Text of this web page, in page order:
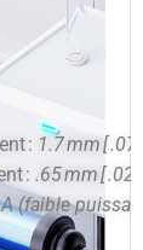
: 1.7 mm [ .07
: .65 mm [
(faible